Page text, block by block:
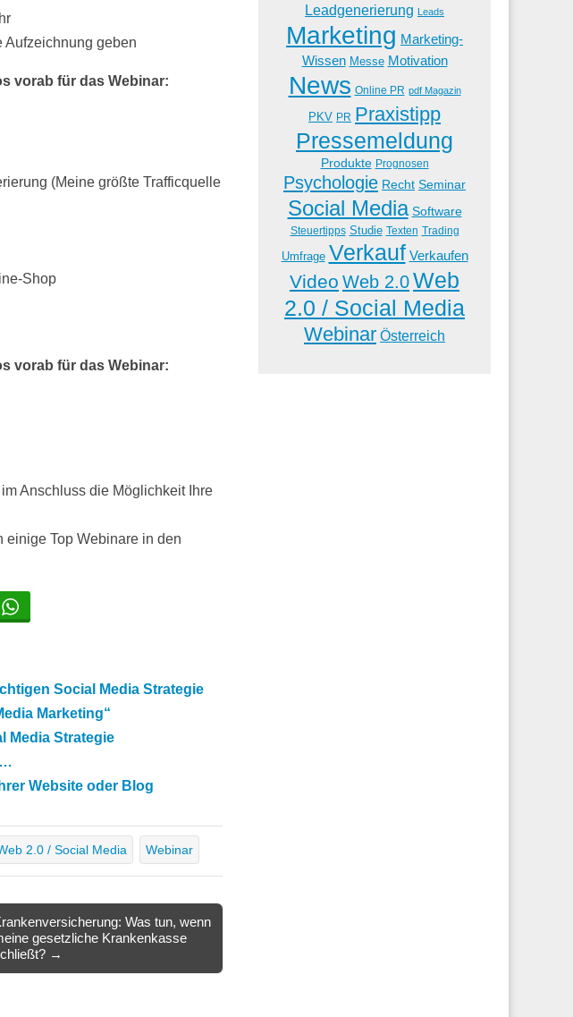
Aufzeichnung geben
vorab für das Webinar:
(Meine größte Trafficquelle
Shop
vorab für das Webinar:
Anschluss die Möglichkeit Ihre
einige Top Webinare in den
Social Media Strategie
Marketing“
Media Strategie
Website oder Blog
2.0 / Social Media Webinar
Was tun, wenn
gesetzliche Krankenkasse
→
Leadgenerierung Leads
Marketing Marketing-
Wissen Messe Motivation
News Online PR pdf Magazin
PKV PR Praxistipp
Pressemeldung
Produkte Prognosen
Psychologie Recht Seminar
Social Media Software
Steuertipps Studie Texten Trading
Umfrage Verkauf Verkaufen
Video Web 2.0Web
2.0 / Social Media
Webinar Österreich